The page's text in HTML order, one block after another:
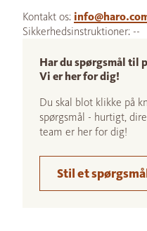
Kontakt os:
Sikkerhedsinstruktioner: --
Har du spørgsmål til
Vi er her for dig!
Du skal blot klikke på
spørgsmål - hurtigt,
team er her for dig!
Stil et